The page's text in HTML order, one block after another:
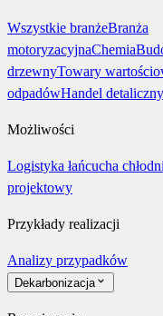
Wszystkie branżeBranża
motoryzacyjnaChemia
drzewnyTowary
odpadówHandel detaliczny
Możliwości
Logistyka łańcucha
projektowy
Przykłady realizacji
Analizy przypadków
Dekarbonizacja